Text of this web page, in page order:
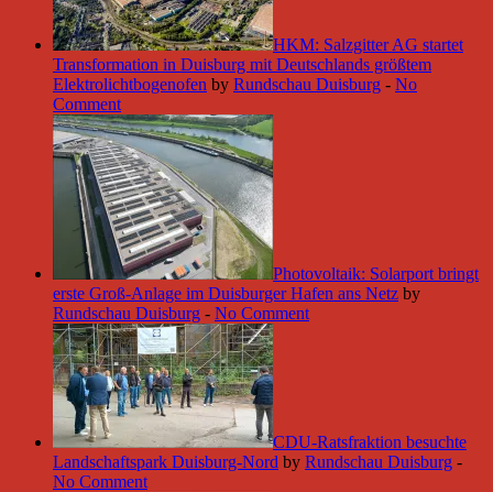
HKM: Salzgitter AG startet
Transformation in Duisburg mit Deutschlands größtem
Elektrolichtbogenofen by Rundschau Duisburg - No
Comment
Photovoltaik: Solarport bringt
erste Groß-Anlage im Duisburger Hafen ans Netz by
Rundschau Duisburg - No Comment
CDU-Ratsfraktion besuchte
Landschaftspark Duisburg-Nord by Rundschau Duisburg -
No Comment